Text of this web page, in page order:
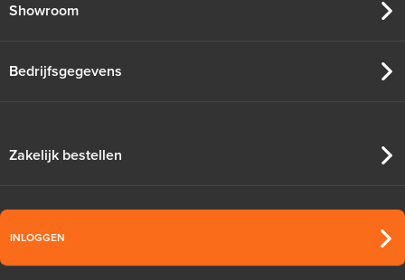
Showroom
Bedrijfsgegevens
Zakelijk bestellen
INLOGGEN